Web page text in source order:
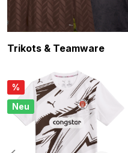
Produktgalerie überspringen
Trikots & Teamware
%
Neu